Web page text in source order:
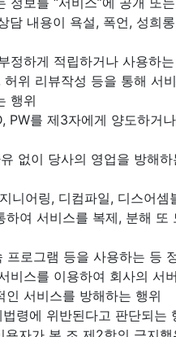
담 내용이 욕설, 폭언, 성희
정하게 적립하거나 사용하
위 리뷰작성 등을 통해 서
행위
PW를 제3자에게 양도하거
없이 당사의 영업을 방해
니어링, 디컴파일, 디스어셈
하여 서비스를 복제, 분해 또
프로그램 등을 사용하는 등
비스를 이용하여 회사의 서
인 서비스를 방해하는 행위
령에 위반된다고 판단되는